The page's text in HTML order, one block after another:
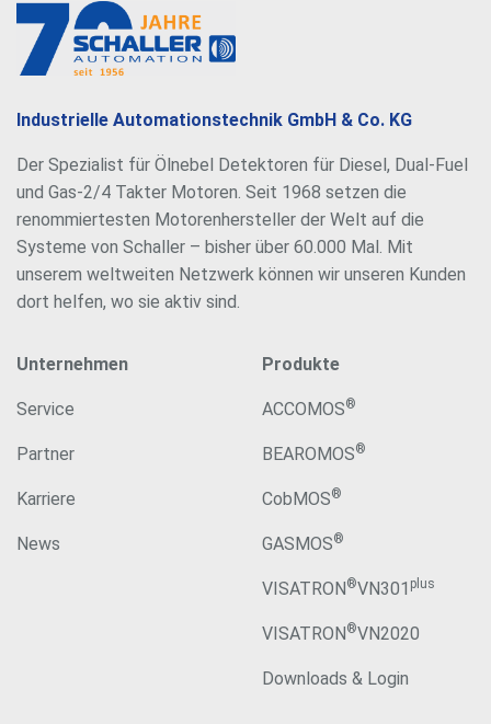
Industrielle Automationstechnik GmbH & Co. KG
Der Spezialist für Ölnebel Detektoren für Diesel, Dual-Fuel
und Gas-2/4 Takter Motoren. Seit 1968 setzen die
renommiertesten Motorenhersteller der Welt auf die
Systeme von Schaller – bisher über 60.000 Mal. Mit
unserem weltweiten Netzwerk können wir unseren Kunden
dort helfen, wo sie aktiv sind.
Unternehmen
Service
Partner
Karriere
News
Produkte
ACCOMOS®
BEAROMOS®
CobMOS®
GASMOS®
VISATRON®VN301 plus
VISATRON®VN2020
Downloads & Login